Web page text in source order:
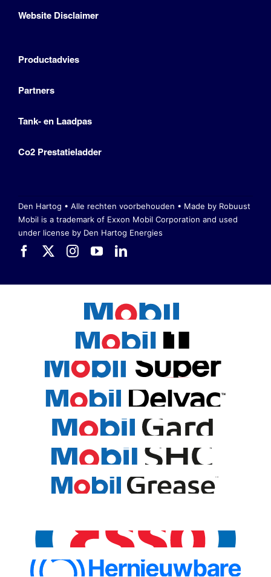
Website Disclaimer
Productadvies
Partners
Tank- en Laadpas
Co2 Prestatieladder
Den Hartog • Alle rechten voorbehouden • Made by Robuust
Mobil is a trademark of Exxon Mobil Corporation and used
under license by Den Hartog Energies